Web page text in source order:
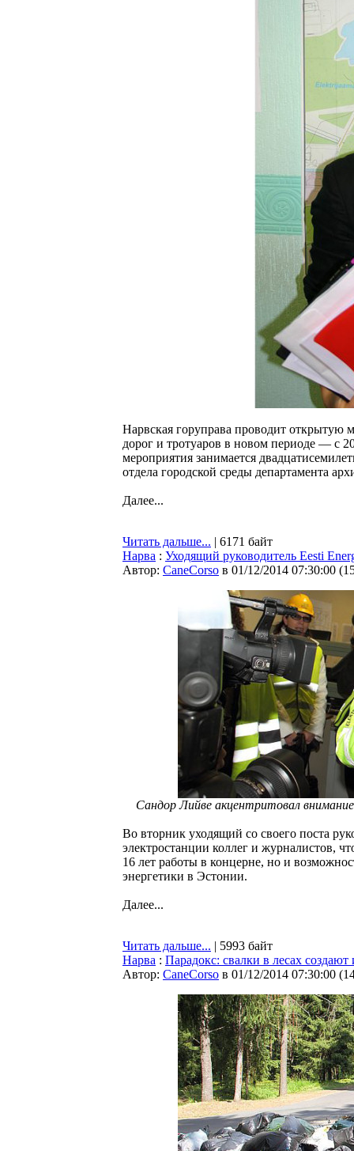
Нарвская горуправа проводит открытую
дорог и тротуаров в новом периоде — с
мероприятия занимается
отдела городской среды департамента
Далее...
Читать дальше... | 6171 байт
Нарва : Уходящий руководитель Eesti
Автор: CaneCorso в 01/12/2014 07:30:00 (
Сандор Лийве акцентритовал
Во вторник уходящий со своего поста
электростанции коллег и журналистов,
16 лет работы в концерне, но и
энергетики в Эстонии.
Далее...
Читать дальше... | 5993 байт
Нарва : Парадокс: свалки в лесах
Автор: CaneCorso в 01/12/2014 07:30:00 (